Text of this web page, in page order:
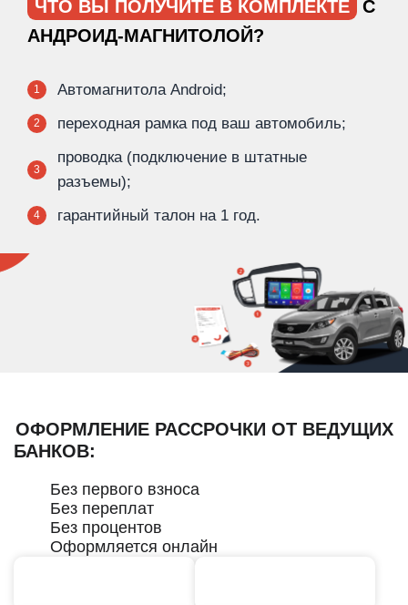
ЧТО ВЫ ПОЛУЧИТЕ В КОМПЛЕКТЕ
С
АНДРОИД-МАГНИТОЛОЙ?
1 Автомагнитола Android;
2 переходная рамка под ваш автомобиль;
3
проводка (подключение в штатные
разъемы);
4 гарантийный талон на 1 год.
ОФОРМЛЕНИЕ РАССРОЧКИ ОТ ВЕДУЩИХ
БАНКОВ:
Без первого взноса
Без переплат
Без процентов
Оформляется онлайн